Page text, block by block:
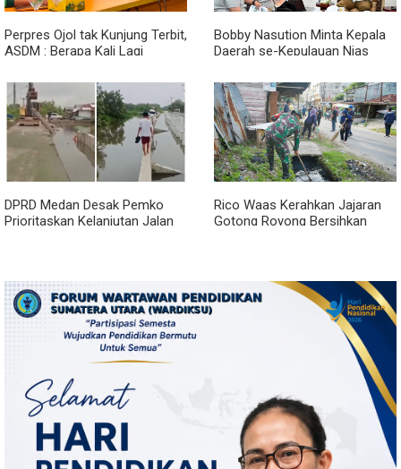
Perpres Ojol tak Kunjung Terbit,
ASDM : Berapa Kali Lagi
Janji?
Bobby Nasution Minta Kepala
Daerah se-Kepulauan Nias
DPRD Medan Desak Pemko
Prioritaskan Kelanjutan Jalan
Rico Waas Kerahkan Jajaran
Gotong Royong Bersihkan